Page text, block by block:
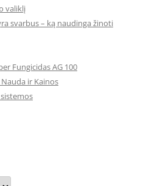
valiklį
svarbus – ką naudinga žinoti
Fungicidas AG 100
ir Kainos